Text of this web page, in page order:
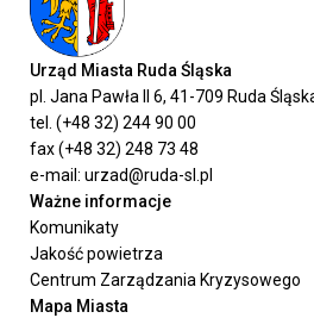
Urząd Miasta Ruda Śląska
pl. Jana Pawła II 6, 41-709 Ruda
tel. (+48 32) 244 90 00
fax (+48 32) 248 73 48
e-mail: urzad@ruda-sl.pl
Ważne informacje
Komunikaty
Jakość powietrza
Centrum Zarządzania Kryzysowego
Mapa Miasta